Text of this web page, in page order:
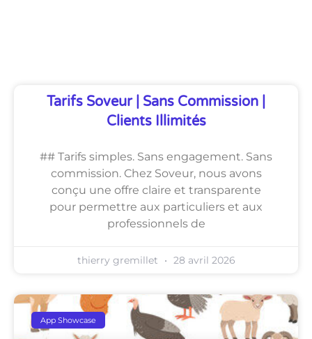
Tarifs Soveur | Sans Commission |
Clients Illimités
## Tarifs simples. Sans engagement. Sans
commission. Chez Soveur, nous avons
conçu une offre claire et transparente
pour permettre aux particuliers et aux
professionnels de
thierry gremillet 28 avril 2026
App Showcase